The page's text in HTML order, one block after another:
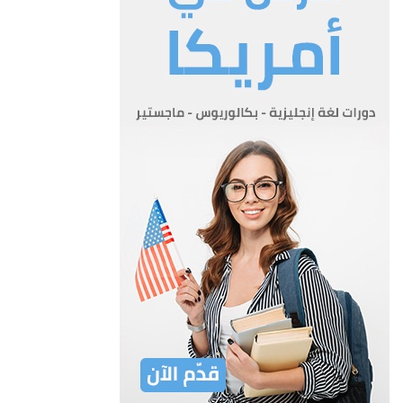
العلاقة لمكافحة الفساد والوقاية منه .
ب- الكشف عن مواطن الفساد بجميع أشكاله بما في ذلك الفساد
المالي والإداري وكذلك الواسطة والمحسوبية إذا شكلت اعتداء على
حقوق الغير وعلى المال العام.
ج- توفير مبادئ المساواة وتكافؤ الفرص والعدالة .
هـ- التعاون في تقديم وطلب المساعدة القانونية الدولية حال توافر
شروط تقديمها من خلال القنوات الرسمية 0
يعتبر فساداً لغايات هذا القانون ما يلي:
أ- الجرائم المخلة بواجبات الوظيفة الواردة في قانون العقوبات رقم
ب- الجرائم المخلة بالثقة العامة الواردة في قانون العقوبات رقم